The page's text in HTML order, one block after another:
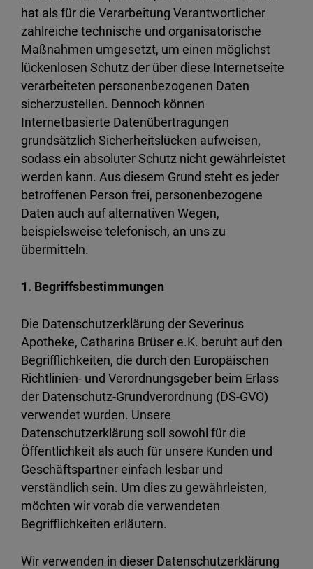
hat als für die Verarbeitung Verantwortlicher
zahlreiche technische und organisatorische
Maßnahmen umgesetzt, um einen möglichst
lückenlosen Schutz der über diese Internetseite
verarbeiteten personenbezogenen Daten
sicherzustellen. Dennoch können
Internetbasierte Datenübertragungen
grundsätzlich Sicherheitslücken aufweisen,
sodass ein absoluter Schutz nicht gewährleistet
werden kann. Aus diesem Grund steht es jeder
betroffenen Person frei, personenbezogene
Daten auch auf alternativen Wegen,
beispielsweise telefonisch, an uns zu
übermitteln.
1. Begriffsbestimmungen
Die Datenschutzerklärung der Severinus
Apotheke, Catharina Brüser e.K. beruht auf den
Begrifflichkeiten, die durch den Europäischen
Richtlinien- und Verordnungsgeber beim Erlass
der Datenschutz-Grundverordnung (DS-GVO)
verwendet wurden. Unsere
Datenschutzerklärung soll sowohl für die
Öffentlichkeit als auch für unsere Kunden und
Geschäftspartner einfach lesbar und
verständlich sein. Um dies zu gewährleisten,
möchten wir vorab die verwendeten
Begrifflichkeiten erläutern.
Wir verwenden in dieser Datenschutzerklärung